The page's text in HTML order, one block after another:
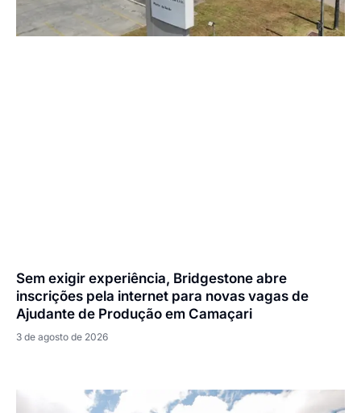
Sem exigir experiência, Bridgestone abre
inscrições pela internet para novas vagas de
Ajudante de Produção em Camaçari
3 de agosto de 2026